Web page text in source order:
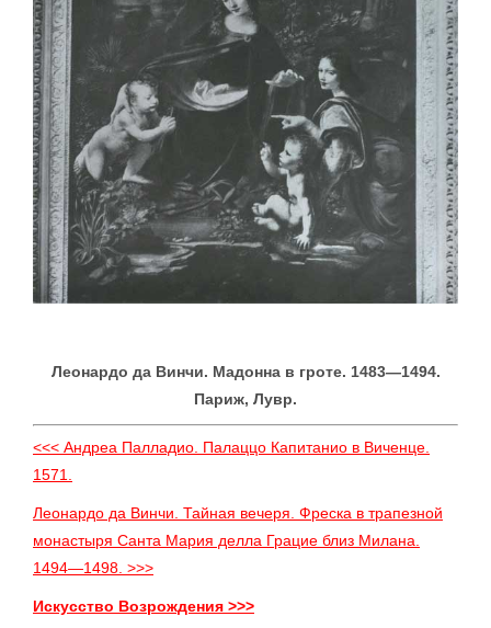
Леонардо да Винчи. Мадонна в гроте. 1483—1494.
Париж, Лувр.
<<< Андреа Палладио. Палаццо Капитанио в Виченце.
1571.
Леонардо да Винчи. Тайная вечеря. Фреска в трапезной
монастыря Санта Мария делла Грацие близ Милана.
1494—1498. >>>
Искусство Возрождения >>>